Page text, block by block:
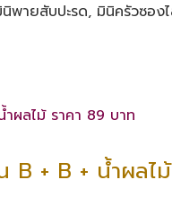
พายสับปะรด, มินิครัวซอ
+ B + น้ำผลไ